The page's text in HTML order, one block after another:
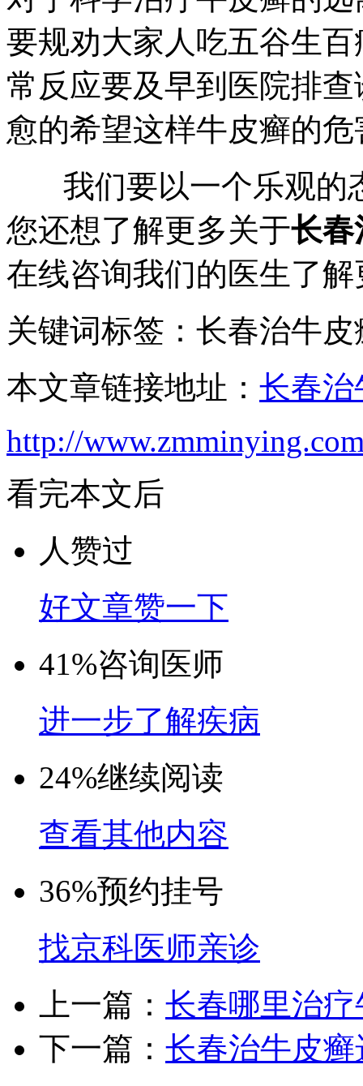
要规劝大家人吃五谷生
常反应要及早到医院排
愈的希望这样牛皮癣的
我们要以一个乐观的
您还想了解更多关于长春
在线咨询我们的医生了
关键词标签：长春治牛
本文章链接地址： 长春治
http://
看完本文后
人赞过
好文章赞一下
41%咨询医师
进一步了解疾病
24%继续阅读
查看其他内容
36%预约挂号
找京科医师亲诊
上一篇： 长春哪里治
下一篇： 长春治牛皮